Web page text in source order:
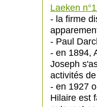
Laeken
- la firme
- Paul
- en 1894,
Joseph
activités
- en 1927
Hilaire est